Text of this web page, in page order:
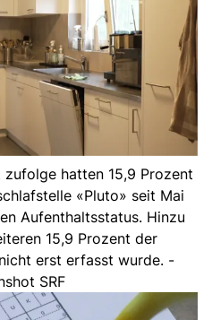
hatten 15,9 Prozent
«Pluto» seit Mai
Aufenthaltsstatus. Hinzu
15,9 Prozent der
erst erfasst wurde. -
SRF